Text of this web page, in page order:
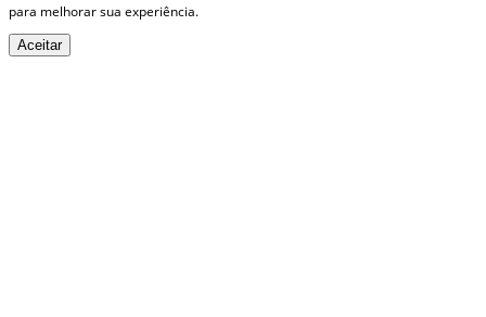
para melhorar sua experiência.
Aceitar